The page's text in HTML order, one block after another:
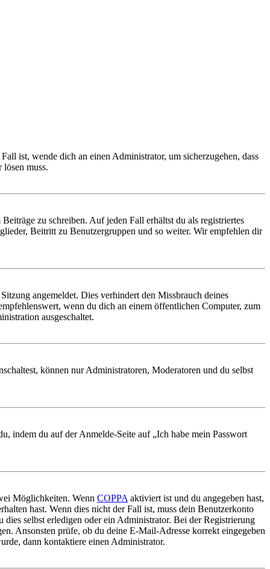
ist, wende dich an einen Administrator, um sicherzugehen, dass
muss.
zu schreiben. Auf jeden Fall erhältst du als registriertes
Beitritt zu Benutzergruppen und so weiter. Wir empfehlen dir
angemeldet. Dies verhindert den Missbrauch deines
wenn du dich an einem öffentlichen Computer, zum
ausgeschaltet.
können nur Administratoren, Moderatoren und du selbst
indem du auf der Anmelde-Seite auf „Ich habe mein Passwort
Möglichkeiten. Wenn COPPA aktiviert ist und du angegeben hast,
hast. Wenn dies nicht der Fall ist, muss dein Benutzerkonto
selbst erledigen oder ein Administrator. Bei der Registrierung
Ansonsten prüfe, ob du deine E-Mail-Adresse korrekt eingegeben
dann kontaktiere einen Administrator.